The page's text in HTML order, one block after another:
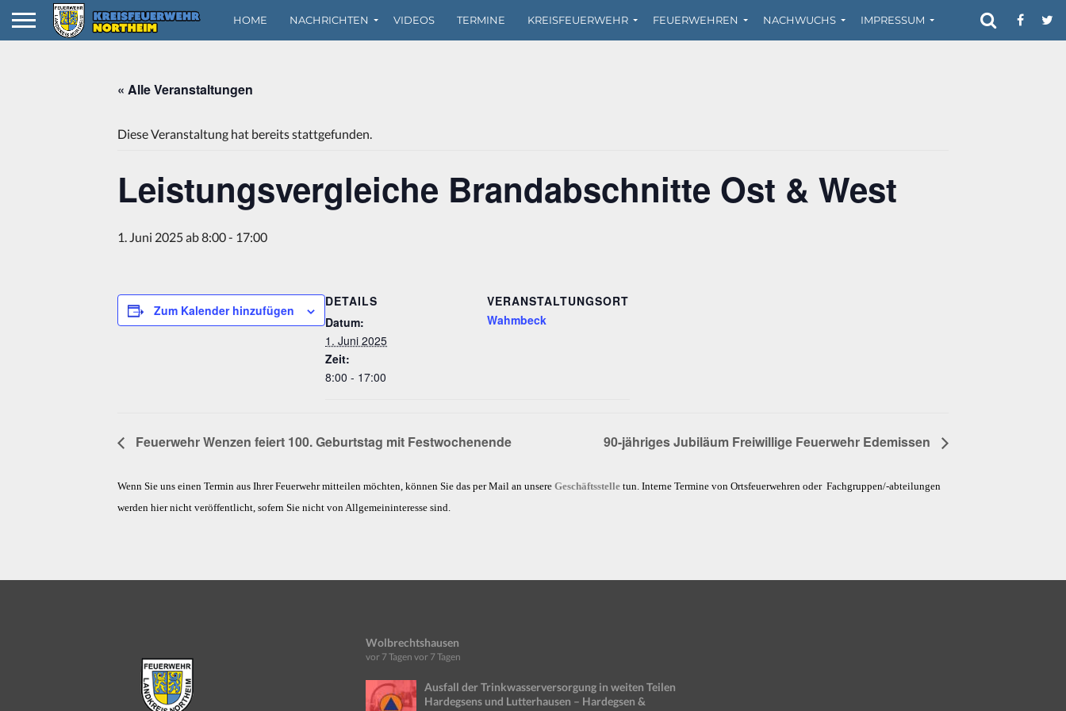
HOME NACHRICHTEN VIDEOS TERMINE KREISFEUERWEHR FEUERWEHREN NACHWUCHS IMPRESSUM
« Alle Veranstaltungen
Diese Veranstaltung hat bereits stattgefunden.
Leistungsvergleiche Brandabschnitte Ost & West
1. Juni 2025 ab 8:00- 17:00
Zum Kalender hinzufügen
DETAILS
Datum:
1. Juni 2025
Zeit:
8:00 - 17:00
VERANSTALTUNGSORT
Wahmbeck
Feuerwehr Wenzen feiert 100. Geburtstag mit Festwochenende 90-jähriges Jubiläum Freiwillige Feuerwehr Edemissen
Wenn Sie uns einen Termin aus Ihrer Feuerwehr mitteilen möchten, können Sie das per Mail an unsere Geschäftsstelle tun. Interne Termine von Ortsfeuerwehren oder Fachgruppen/-abteilungen
werden hier nicht veröffentlicht, sofern Sie nicht von Allgemeininteresse sind.
Wolbrechtshausen
vor 7 Tagen vor 7 Tagen
Ausfall der Trinkwasserversorgung in weiten Teilen
Hardegsens und Lutterhausen – Hardegsen &